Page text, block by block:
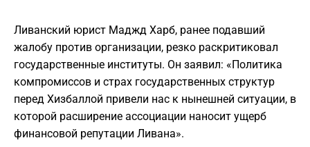
Ливанский юрист Маджд Харб, ранее подавший
жалобу против организации, резко раскритиковал
государственные институты. Он заявил: «Политика
компромиссов и страх государственных структур
перед Хизбаллой привели нас к нынешней ситуации, в
которой расширение ассоциации наносит ущерб
финансовой репутации Ливана».